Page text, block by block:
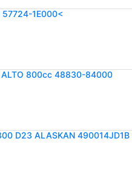
57724-1E000<
ALTO 800cc 48830-84000
D23 ALASKAN 490014JD1B